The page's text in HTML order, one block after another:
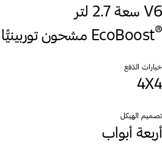
V6 سعة 2.7 لتر
EcoBoost®
خيارات الدّفع
4X4
تصميم الهيكل
أربعة أبواب